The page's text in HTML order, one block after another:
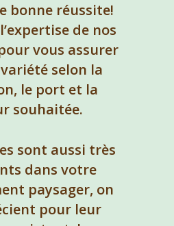
bonne réussite!
de nos
vous assurer
selon la
le port et la
souhaitée.
sont aussi très
dans votre
paysager, on
pour leur